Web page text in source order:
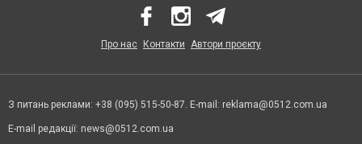
Про нас Контакти Автори проєкту
З питань реклами: +38 (095) 515-50-87. E-mail: reklama@0512.com.ua
E-mail редакції: news@0512.com.ua